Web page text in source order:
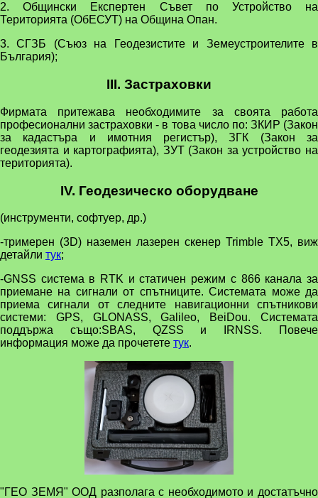
2. Общински Експертен Съвет по Устройство на
Територията (ОбЕСУТ) на Община Опан.
3. СГЗБ (Съюз на Геодезистите и Земеустроителите в
България);
III. Застраховки
Фирмата притежава необходимите за своята работа
професионални застраховки - в това число по: ЗКИР (Закон
за кадастъра и имотния регистър), ЗГК (Закон за
геодезията и картографията), ЗУТ (Закон за устройство на
територията).
IV. Геодезическо оборудване
(инструменти, софтуер, др.)
-тримерен (3D) наземен лазерен скенер Trimble TX5, виж
детайли тук;
-GNSS система в RTK и статичен режим с 866 канала за
приемане на сигнали от спътниците. Системата може да
приема сигнали от следните навигационни спътникови
системи: GPS, GLONASS, Galileo, BeiDou. Системата
поддържа също:SBAS, QZSS и IRNSS. Повече
информация може да прочетете тук.
"ГЕО ЗЕМЯ" ООД разполага с необходимото и достатъчно